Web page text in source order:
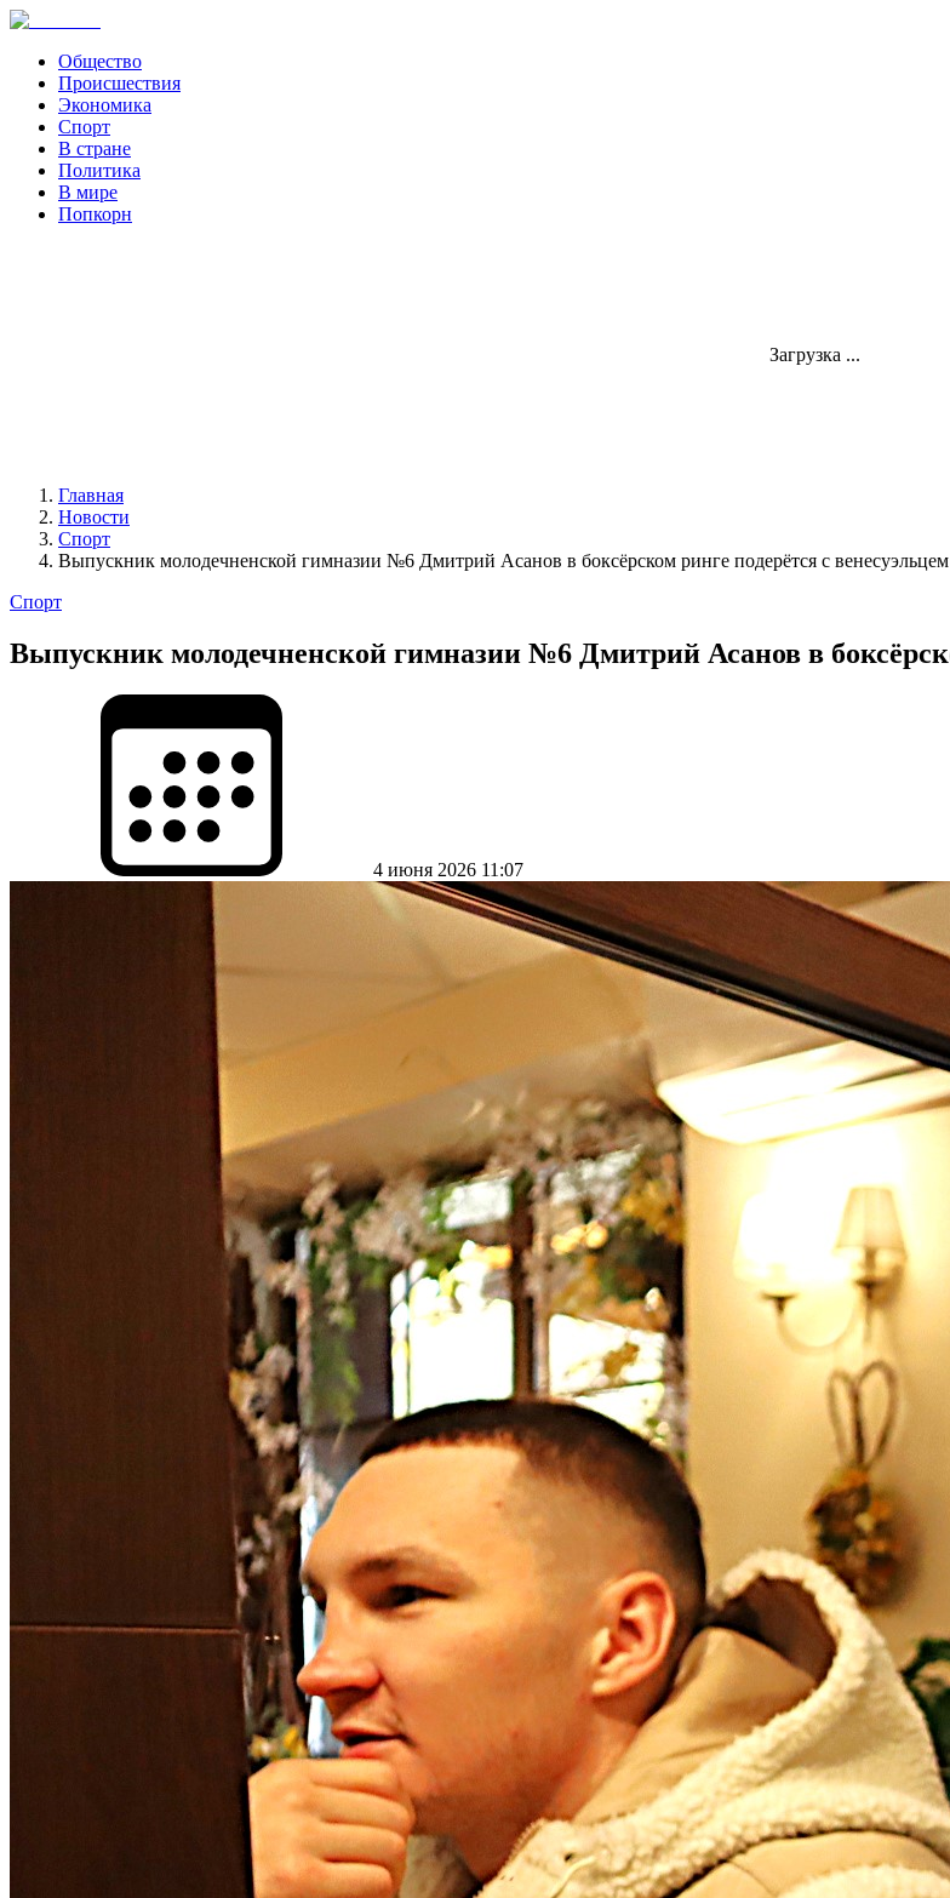
Общество
Происшествия
Экономика
Спорт
В стране
Политика
В мире
Попкорн
Загрузка ...
Главная
Новости
Спорт
Выпускник молодечненской гимназии №6 Дмитрий Асанов в боксёрском ринге подерётся с венесуэльцем
Спорт
Выпускник молодечненской гимназии №6 Дмитрий Асанов в
4 июня 2026 11:07